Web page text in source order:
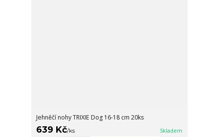
Jehněčí nohy TRIXIE Dog 16-18 cm 20ks
639 Kč/ks Skladem